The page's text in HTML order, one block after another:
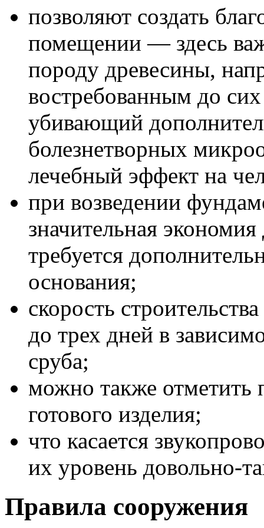
позволяют создать
помещении — здесь
породу древесины,
востребованным до
убивающий
болезнетворных
лечебный эффект на
при возведении
значительная
требуется
основания;
скорость
до трех дней в
сруба;
можно также отметить
готового изделия;
что касается
их уровень довольно-
Правила сооружения